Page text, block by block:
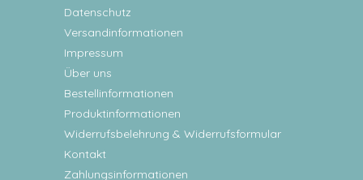
Datenschutz
Versandinformationen
Impressum
Über uns
Bestellinformationen
Produktinformationen
Widerrufsbelehrung & Widerrufsformular
Kontakt
Zahlungsinformationen